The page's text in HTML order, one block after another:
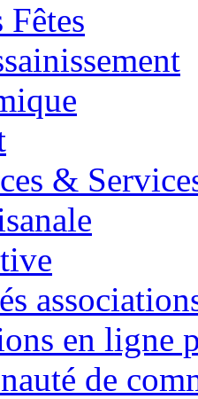
Fêtes
&
en ligne
de